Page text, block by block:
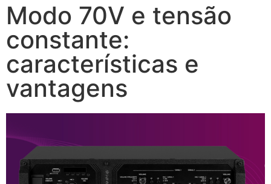
Modo 70V e tensão
constante:
características e
vantagens